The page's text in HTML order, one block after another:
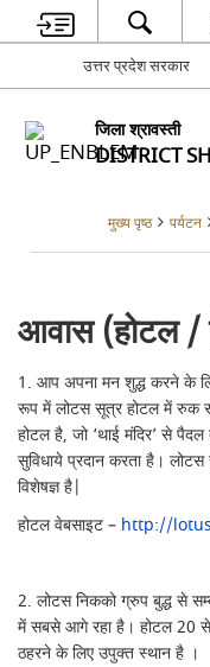
उत्तर प्रदेश सरकार
जिला श्रावस्ती
DISTRICT
मुख्य पृष्ठ पर्यटन
आवास (होटल /
1. आप अपना मन शुद्ध करने के
रूप में लोटस सूत्र होटल में रुक
होटल है, जो ‘थाई मंदिर’ से
सुविधाये प्रदान करता है।
विशेषज्ञ है|
होटल वेबसाइट – http://
2. लोटस निकको ग्रुप बुद्ध से
में सबसे आगे रहा है। होटल 20 से
ठहरने के लिए उपुक्त स्थान है ।